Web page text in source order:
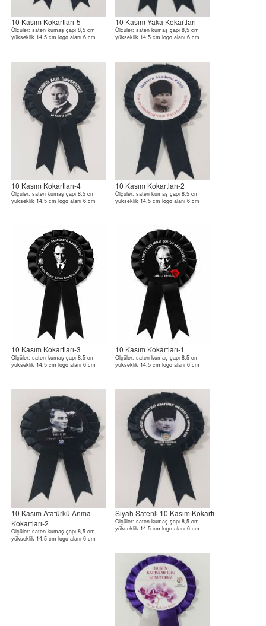
10 Kasım Kokartları-5
Ölçüler: saten kumaş çapı 8,5 cm
yükseklik 14,5 cm logo alanı 6 cm
10 Kasım Yaka Kokartları
Ölçüler: saten kumaş çapı 8,5 cm
yükseklik 14,5 cm logo alanı 6 cm
10 Kasım Kokartları-4
Ölçüler: saten kumaş çapı 8,5 cm
yükseklik 14,5 cm logo alanı 6 cm
10 Kasım Kokartları-2
Ölçüler: saten kumaş çapı 8,5 cm
yükseklik 14,5 cm logo alanı 6 cm
10 Kasım Kokartları-3
Ölçüler: saten kumaş çapı 8,5 cm
yükseklik 14,5 cm logo alanı 6 cm
10 Kasım Kokartları-1
Ölçüler: saten kumaş çapı 8,5 cm
yükseklik 14,5 cm logo alanı 6 cm
10 Kasım Atatürkü Anma
Kokartları-2
Ölçüler: saten kumaş çapı 8,5 cm
yükseklik 14,5 cm logo alanı 6 cm
Siyah Satenli 10 Kasım Kokartı
Ölçüler: saten kumaş çapı 8,5 cm
yükseklik 14,5 cm logo alanı 6 cm